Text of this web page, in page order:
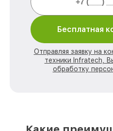
Бесплатная
Отправляя заявку на
техники Infratech,
обработку